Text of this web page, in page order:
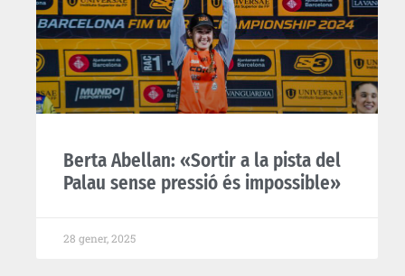
Berta Abellan: «Sortir a la pista del
Palau sense pressió és impossible»
28 gener, 2025